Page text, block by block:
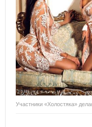
Участники «Холостяка»